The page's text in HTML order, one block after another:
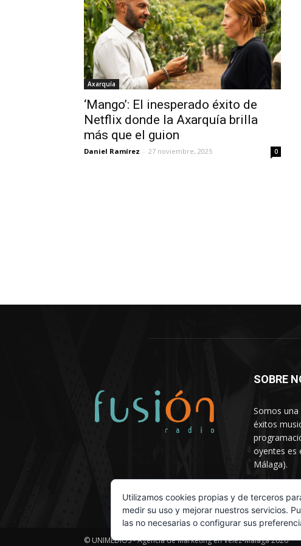
Axarquía
‘Mango’: El inesperado éxito de
Netflix donde la Axarquía brilla
más que el guion
Daniel Ramírez - 27 noviembre, 2025 0
SOBRE
Somos
éxitos
oyentes es
Málaga).
© UNIMEDIOS - Agencia de Marketing en Vélez-Málaga 2026
Utilizamos cookies propias y de terceros
medir su uso y mejorar nuestros servicios.
las no necesarias o configurar sus